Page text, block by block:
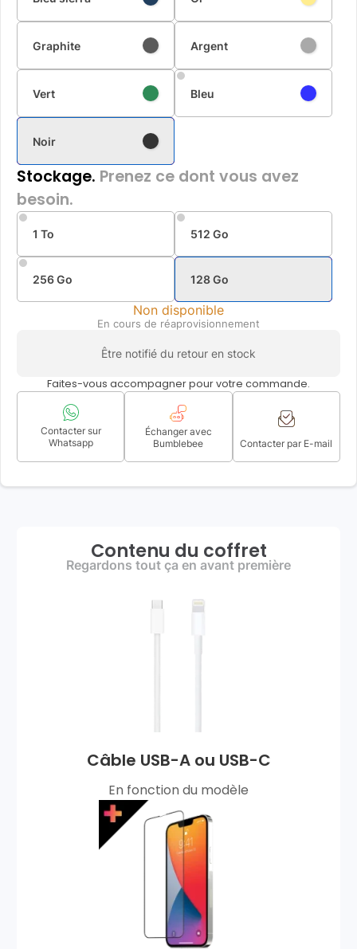
Graphite Argent
Vert Bleu
Noir
Stockage. Prenez ce dont vous avez
besoin.
1 To 512 Go
256 Go 128 Go
Non disponible
En cours de réaprovisionnement
Être notifié du retour en stock
Faites-vous accompagner pour votre commande.
Contacter sur
Whatsapp
Échanger avec
Bumblebee
Contacter par E-mail
Contenu du coffret
Regardons tout ça en avant première
Câble USB-A ou USB-C
En fonction du modèle